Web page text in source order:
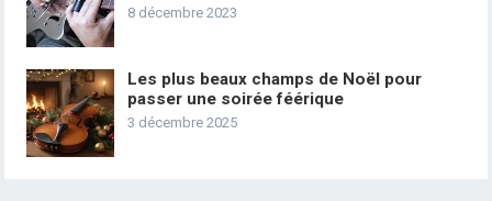
8 décembre 2023
Les plus beaux champs de Noël pour
passer une soirée féérique
3 décembre 2025